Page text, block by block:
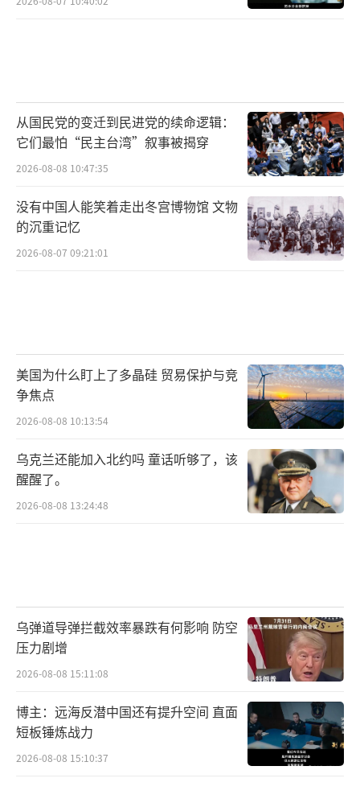
改称“战争部”，委内瑞拉行动正是“实战试
简言之，此举是特朗普的“速胜赌注”：
用最小代价换取最大政治红利，避免伊拉克式
泥潭。但若马杜罗不倒，反噬风险巨大——拉美
国家已反弹，哥伦比亚暂停美情报合作。
战争是否会爆发？
0%，但局部冲突（如空袭或特种部队突袭）风
险高企超50%。特朗普周四暗示“陆上行动即
将开始”，上周已与马杜罗通话，显示“胡萝
0余艘“毒船”，致80余人死亡，目标锁定毒品
仓库或石油设施。若马杜罗拒绝对话，美可能
先发导弹打击，避开地面部队。
兵、部署苏霍伊战机，强调“游击战”准备。
外部因素更复杂，俄罗斯等国可能提供情报、
经济援助，伊朗或卷入代理冲突。X平台最新讨
论显示，马杜罗团队“疯狂求和”，特朗普阵
营却欢呼“他怕了”。这是一场“胆小鬼游
戏”，谁先眨眼谁输，但意外擦枪走火可能点
燃全面对抗。
从国民党的变迁到民进党的续命逻辑：
它们最怕“民主台湾”叙事被揭穿
2026-08-08 10:47:35
没有中国人能笑着走出冬宫博物馆 文物
的沉重记忆
2026-08-07 09:21:01
美国为什么盯上了多晶硅 贸易保护与竞
争焦点
2026-08-08 10:13:54
乌克兰还能加入北约吗 童话听够了，该
醒醒了。
2026-08-08 13:24:48
乌弹道导弹拦截效率暴跌有何影响 防空
压力剧增
2026-08-08 15:11:08
博主：远海反潜中国还有提升空间 直面
短板锤炼战力
2026-08-08 15:10:37